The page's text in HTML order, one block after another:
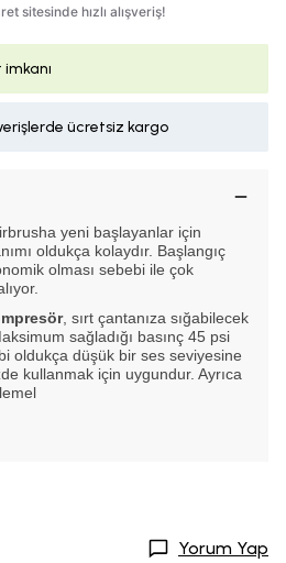
ücretsiz kargo
yeni başlayanlar için
oldukça kolaydır. Başlangıç
olması sebebi ile çok
, sırt çantanıza sığabilecek
sağladığı basınç 45 psi
oldukça düşük bir ses seviyesine
kullanmak için uygundur. Ayrıca
Yorum Yap